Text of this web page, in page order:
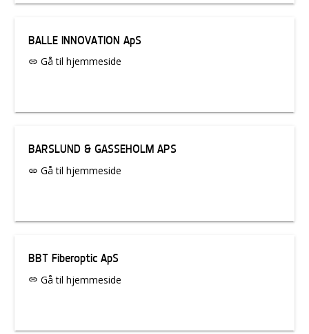
BALLE INNOVATION ApS
link Gå til hjemmeside
BARSLUND & GASSEHOLM APS
link Gå til hjemmeside
BBT Fiberoptic ApS
link Gå til hjemmeside